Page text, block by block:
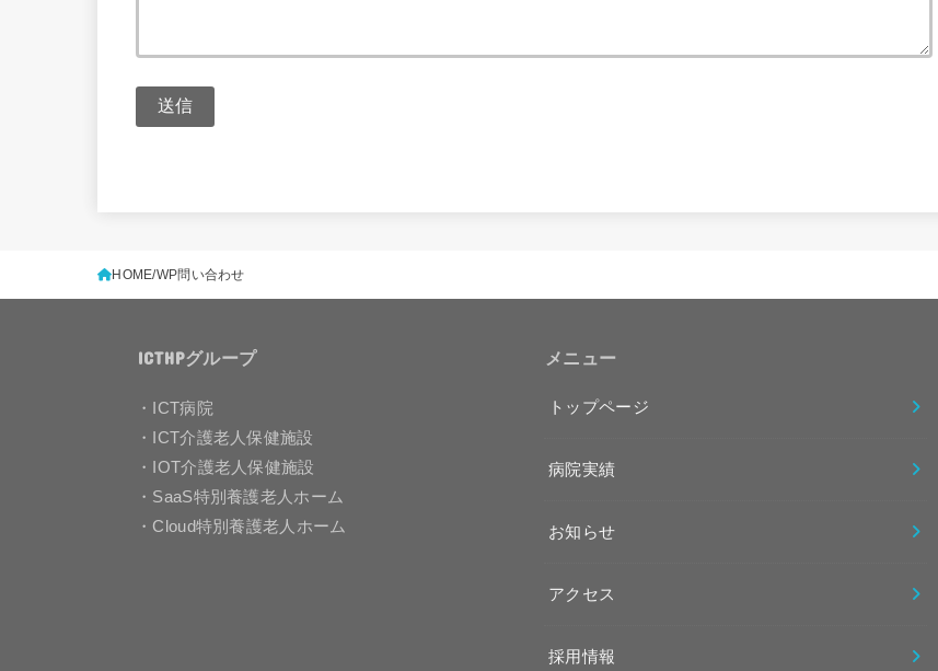
HOME WP問い合わせ
ICTHPグループ
・ICT病院
・ICT介護老人保健施設
・IOT介護老人保健施設
・SaaS特別養護老人ホーム
・Cloud特別養護老人ホーム
メニュー
トップページ
病院実績
お知らせ
アクセス
採用情報